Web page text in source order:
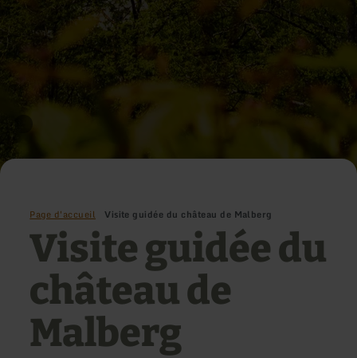
Page d'accueil Visite guidée du château de Malberg
Visite guidée du
château de
Malberg